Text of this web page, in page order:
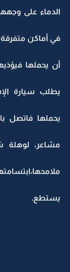
الدماء على
في أماكن
أن يحملها
يطلب سيارة
يحملها فاتصل
مشاعر، لوهلة
يستطع.